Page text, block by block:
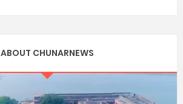
ABOUT CHUNARNEWS